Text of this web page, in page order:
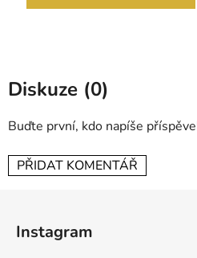
Diskuze (0)
Buďte první, kdo napíše
PŘIDAT KOMENTÁŘ
Instagram